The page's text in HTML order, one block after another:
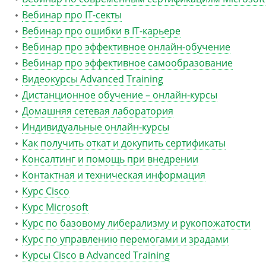
Вебинар про IT-секты
Вебинар про ошибки в IT-карьере
Вебинар про эффективное онлайн-обучение
Вебинар про эффективное самообразование
Видеокурсы Advanced Training
Дистанционное обучение – онлайн-курсы
Домашняя сетевая лаборатория
Индивидуальные онлайн-курсы
Как получить откат и докупить сертификаты
Консалтинг и помощь при внедрении
Контактная и техническая информация
Курс Cisco
Курс Microsoft
Курс по базовому либерализму и рукопожатости
Курс по управлению перемогами и зрадами
Курсы Cisco в Advanced Training